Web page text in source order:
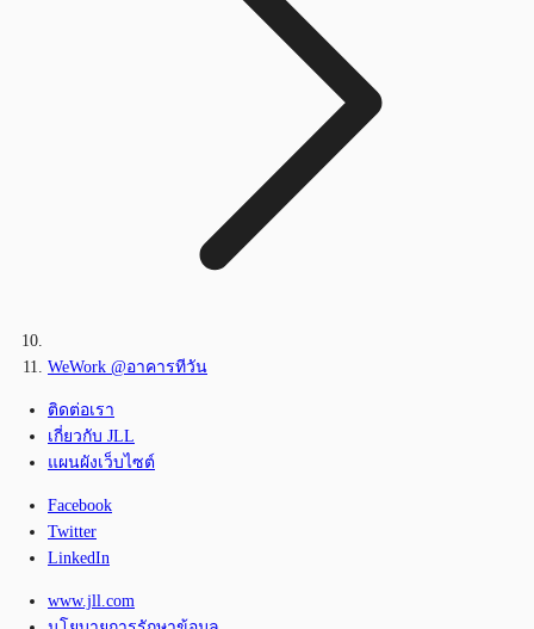
WeWork @อาคารทีวัน
ติดต่อเรา
เกี่ยวกับ JLL
แผนผังเว็บไซต์
Facebook
Twitter
LinkedIn
www.jll.com